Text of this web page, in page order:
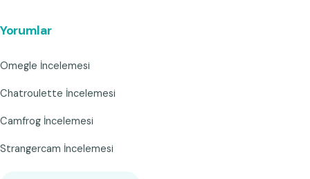
Yorumlar
Omegle İncelemesi
Chatroulette İncelemesi
Camfrog İncelemesi
Strangercam İncelemesi